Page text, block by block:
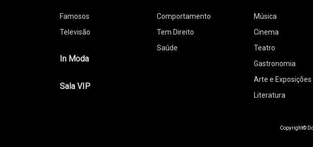
Famosos
Televisão
In Moda
Sala VIP
Comportamento
Tem Direito
Saúde
Música
Cinema
Teatro
Gastronomia
Arte e Exposições
Literatura
Copyright©